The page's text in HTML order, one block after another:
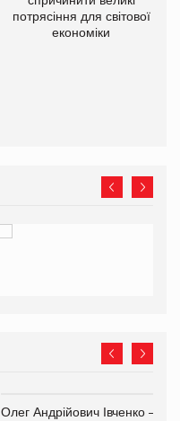
потрясіння для світової
економіки
Олег Андрійович Івченко —